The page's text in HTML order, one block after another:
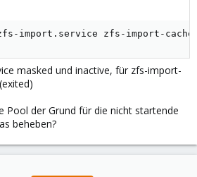
import.service zfs-import-
masked und inactive, für zfs-import-
Pool der Grund für die nicht startende
beheben?